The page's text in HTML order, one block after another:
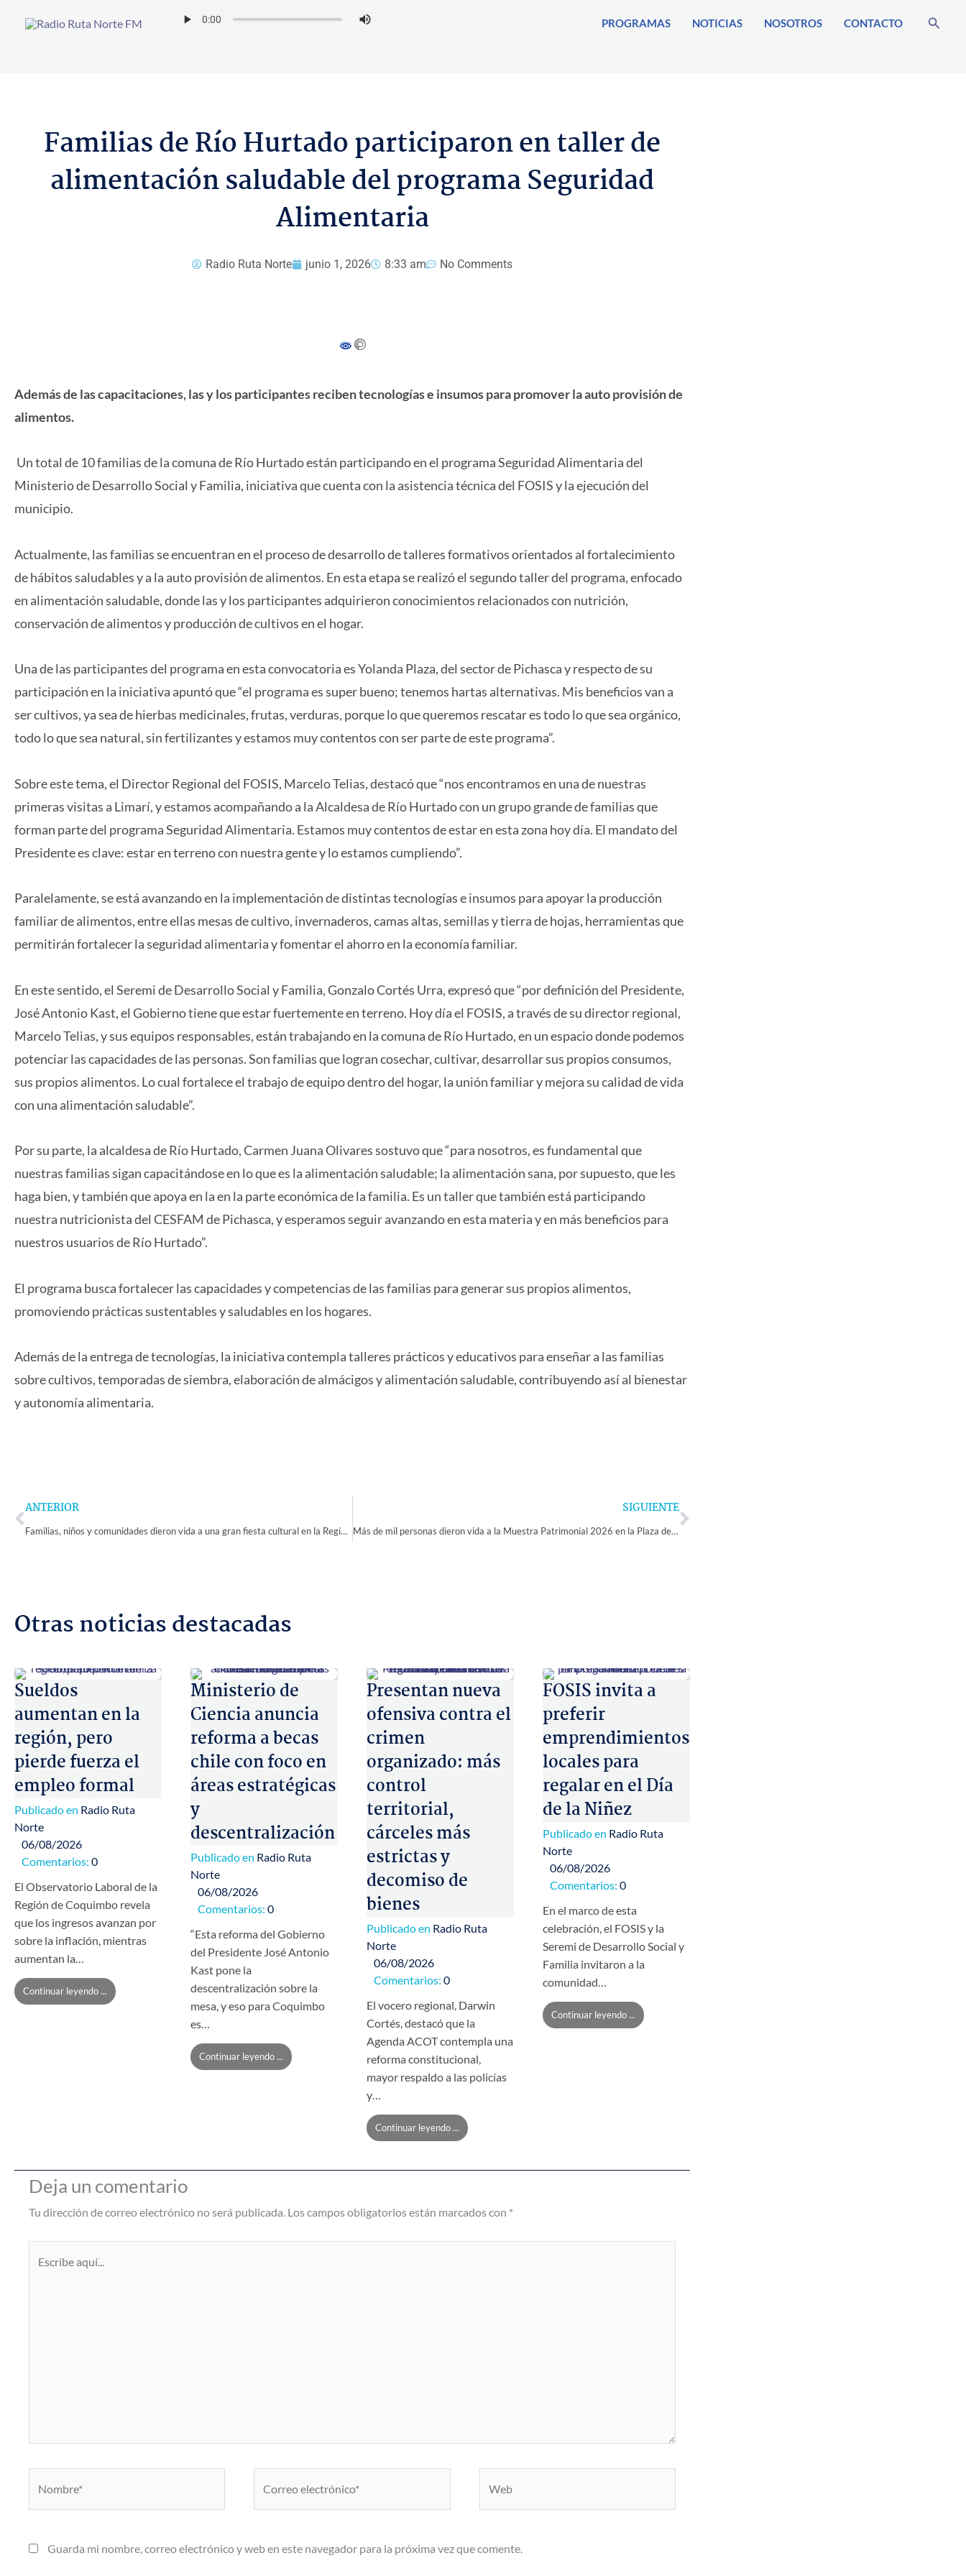
PROGRAMAS NOTICIAS NOSOTROS CONTACTO Buscar
Familias de Río Hurtado participaron en taller de
alimentación saludable del programa Seguridad
Alimentaria
Radio Ruta Norte junio 1, 2026 8:33 am No Comments
Además de las capacitaciones, las y los participantes reciben tecnologías e insumos para promover la auto provisión de
alimentos.
Un total de 10 familias de la comuna de Río Hurtado están participando en el programa Seguridad Alimentaria del
Ministerio de Desarrollo Social y Familia, iniciativa que cuenta con la asistencia técnica del FOSIS y la ejecución del
municipio.
Actualmente, las familias se encuentran en el proceso de desarrollo de talleres formativos orientados al fortalecimiento
de hábitos saludables y a la auto provisión de alimentos. En esta etapa se realizó el segundo taller del programa, enfocado
en alimentación saludable, donde las y los participantes adquirieron conocimientos relacionados con nutrición,
conservación de alimentos y producción de cultivos en el hogar.
Una de las participantes del programa en esta convocatoria es Yolanda Plaza, del sector de Pichasca y respecto de su
participación en la iniciativa apuntó que “el programa es super bueno; tenemos hartas alternativas. Mis beneficios van a
ser cultivos, ya sea de hierbas medicinales, frutas, verduras, porque lo que queremos rescatar es todo lo que sea orgánico,
todo lo que sea natural, sin fertilizantes y estamos muy contentos con ser parte de este programa”.
Sobre este tema, el Director Regional del FOSIS, Marcelo Telias, destacó que “nos encontramos en una de nuestras
primeras visitas a Limarí, y estamos acompañando a la Alcaldesa de Río Hurtado con un grupo grande de familias que
forman parte del programa Seguridad Alimentaria. Estamos muy contentos de estar en esta zona hoy día. El mandato del
Presidente es clave: estar en terreno con nuestra gente y lo estamos cumpliendo”.
Paralelamente, se está avanzando en la implementación de distintas tecnologías e insumos para apoyar la producción
familiar de alimentos, entre ellas mesas de cultivo, invernaderos, camas altas, semillas y tierra de hojas, herramientas que
permitirán fortalecer la seguridad alimentaria y fomentar el ahorro en la economía familiar.
En este sentido, el Seremi de Desarrollo Social y Familia, Gonzalo Cortés Urra, expresó que “por definición del Presidente,
José Antonio Kast, el Gobierno tiene que estar fuertemente en terreno. Hoy día el FOSIS, a través de su director regional,
Marcelo Telias, y sus equipos responsables, están trabajando en la comuna de Río Hurtado, en un espacio donde podemos
potenciar las capacidades de las personas. Son familias que logran cosechar, cultivar, desarrollar sus propios consumos,
sus propios alimentos. Lo cual fortalece el trabajo de equipo dentro del hogar, la unión familiar y mejora su calidad de vida
con una alimentación saludable”.
Por su parte, la alcaldesa de Río Hurtado, Carmen Juana Olivares sostuvo que “para nosotros, es fundamental que
nuestras familias sigan capacitándose en lo que es la alimentación saludable; la alimentación sana, por supuesto, que les
haga bien, y también que apoya en la en la parte económica de la familia. Es un taller que también está participando
nuestra nutricionista del CESFAM de Pichasca, y esperamos seguir avanzando en esta materia y en más beneficios para
nuestros usuarios de Río Hurtado”.
El programa busca fortalecer las capacidades y competencias de las familias para generar sus propios alimentos,
promoviendo prácticas sustentables y saludables en los hogares.
Además de la entrega de tecnologías, la iniciativa contempla talleres prácticos y educativos para enseñar a las familias
sobre cultivos, temporadas de siembra, elaboración de almácigos y alimentación saludable, contribuyendo así al bienestar
y autonomía alimentaria.
Prev
ANTERIOR
Familias, niños y comunidades dieron vida a una gran fiesta cultural en la Región de Coquimbo
SIGUIENTE
Más de mil personas dieron vida a la Muestra Patrimonial 2026 en la Plaza de Armas de La Serena
Next
Otras noticias destacadas
Sueldos
aumentan en la
región, pero
pierde fuerza el
empleo formal
Publicado en Radio Ruta
Norte
06/08/2026
Comentarios: 0
El Observatorio Laboral de la
Región de Coquimbo revela
que los ingresos avanzan por
sobre la inflación, mientras
aumentan la…
Continuar leyendo ...
Ministerio de
Ciencia anuncia
reforma a becas
chile con foco en
áreas estratégicas
y
descentralización
Publicado en Radio Ruta
Norte
06/08/2026
Comentarios: 0
“Esta reforma del Gobierno
del Presidente José Antonio
Kast pone la
descentralización sobre la
mesa, y eso para Coquimbo
es…
Continuar leyendo ...
Presentan nueva
ofensiva contra el
crimen
organizado: más
control
territorial,
cárceles más
estrictas y
decomiso de
bienes
Publicado en Radio Ruta
Norte
06/08/2026
Comentarios: 0
El vocero regional, Darwin
Cortés, destacó que la
Agenda ACOT contempla una
reforma constitucional,
mayor respaldo a las policías
y…
Continuar leyendo ...
FOSIS invita a
preferir
emprendimientos
locales para
regalar en el Día
de la Niñez
Publicado en Radio Ruta
Norte
06/08/2026
Comentarios: 0
En el marco de esta
celebración, el FOSIS y la
Seremi de Desarrollo Social y
Familia invitaron a la
comunidad…
Continuar leyendo ...
Deja un comentario
Tu dirección de correo electrónico no será publicada. Los campos obligatorios están marcados con *
Guarda mi nombre, correo electrónico y web en este navegador para la próxima vez que comente.